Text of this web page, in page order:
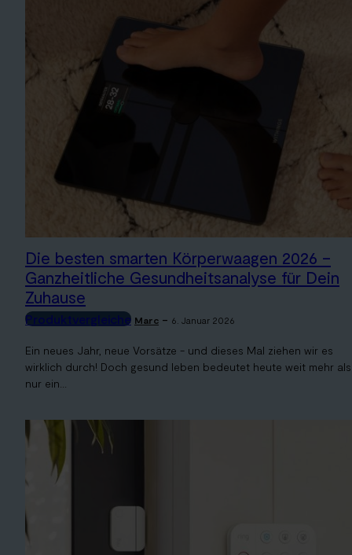
Die besten smarten Körperwaagen 2026 –
Ganzheitliche Gesundheitsanalyse für Dein
Zuhause
Produktvergleiche Marc - 6. Januar 2026
Ein neues Jahr, neue Vorsätze - und dieses Mal ziehen wir es
wirklich durch! Doch gesund leben bedeutet heute weit mehr als
nur ein...